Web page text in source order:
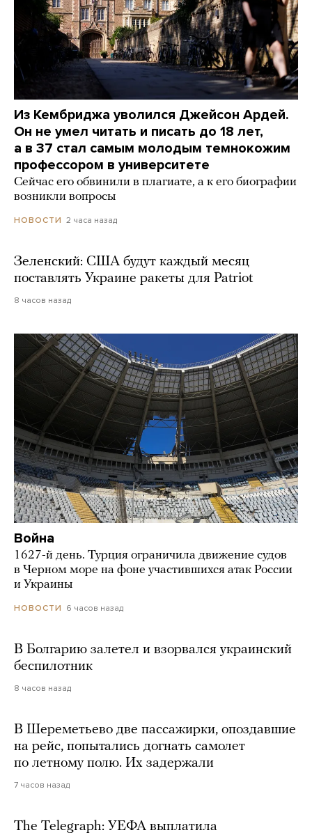
Из Кембриджа уволился Джейсон Ардей.
Он не умел читать и писать до 18 лет,
а в 37 стал самым молодым темнокожим
профессором в университете
Сейчас его обвинили в плагиате, а к его биографии
возникли вопросы
НОВОСТИ 2 часа назад
Зеленский: США будут каждый месяц
поставлять Украине ракеты для Patriot
8 часов назад
Война
1627-й день. Турция ограничила движение судов
в Черном море на фоне участившихся атак России
и Украины
НОВОСТИ 6 часов назад
В Болгарию залетел и взорвался украинский
беспилотник
8 часов назад
В Шереметьево две пассажирки, опоздавшие
на рейс, попытались догнать самолет
по летному полю. Их задержали
7 часов назад
The Telegraph: УЕФА выплатила